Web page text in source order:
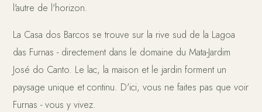
l'autre de l'horizon.
La Casa dos Barcos se trouve sur la rive sud de la Lagoa
das Furnas - directement dans le domaine du Mata-Jardim
José do Canto. Le lac, la maison et le jardin forment un
paysage unique et continu. D'ici, vous ne faites pas que voir
Furnas - vous y vivez.